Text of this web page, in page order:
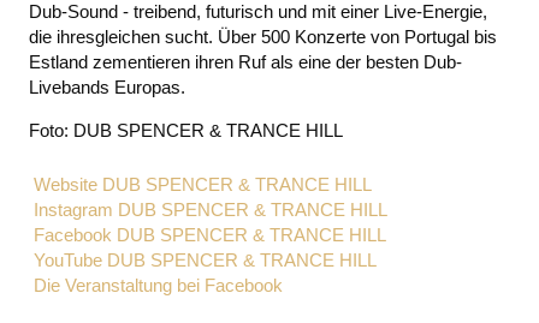
Dub-Sound - treibend, futurisch und mit einer Live-Energie,
die ihresgleichen sucht. Über 500 Konzerte von Portugal bis
Estland zementieren ihren Ruf als eine der besten Dub-
Livebands Europas.
Foto: DUB SPENCER & TRANCE HILL
Website DUB SPENCER & TRANCE HILL
Instagram DUB SPENCER & TRANCE HILL
Facebook DUB SPENCER & TRANCE HILL
YouTube DUB SPENCER & TRANCE HILL
Die Veranstaltung bei Facebook